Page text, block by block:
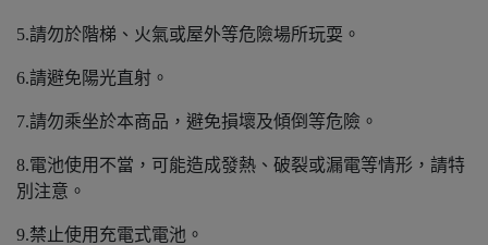
5.請勿於階梯、火氣或屋外等危險場所玩耍。
6.請避免陽光直射。
7.請勿乘坐於本商品，避免損壞及傾倒等危險。
8.電池使用不當，可能造成發熱、破裂或漏電等情形，請特
別注意。
9.禁止使用充電式電池。